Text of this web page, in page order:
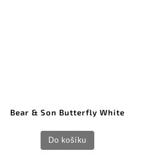
Bear & Son Butterfly White
Do košíku